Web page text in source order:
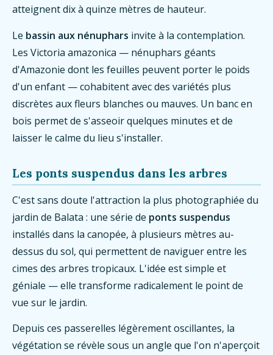
atteignent dix à quinze mètres de hauteur.
Le bassin aux nénuphars invite à la contemplation.
Les Victoria amazonica — nénuphars géants
d'Amazonie dont les feuilles peuvent porter le poids
d'un enfant — cohabitent avec des variétés plus
discrètes aux fleurs blanches ou mauves. Un banc en
bois permet de s'asseoir quelques minutes et de
laisser le calme du lieu s'installer.
Les ponts suspendus dans les arbres
C'est sans doute l'attraction la plus photographiée du
jardin de Balata : une série de ponts suspendus
installés dans la canopée, à plusieurs mètres au-
dessus du sol, qui permettent de naviguer entre les
cimes des arbres tropicaux. L'idée est simple et
géniale — elle transforme radicalement le point de
vue sur le jardin.
Depuis ces passerelles légèrement oscillantes, la
végétation se révèle sous un angle que l'on n'aperçoit